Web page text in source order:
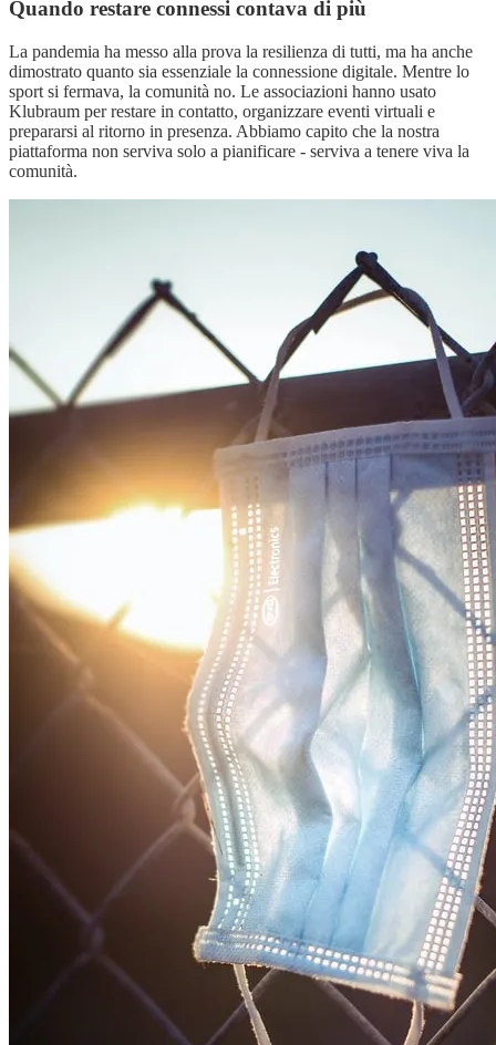
Quando restare connessi contava di più
La pandemia ha messo alla prova la resilienza di tutti, ma ha anche
dimostrato quanto sia essenziale la connessione digitale. Mentre lo
sport si fermava, la comunità no. Le associazioni hanno usato
Klubraum per restare in contatto, organizzare eventi virtuali e
prepararsi al ritorno in presenza. Abbiamo capito che la nostra
piattaforma non serviva solo a pianificare - serviva a tenere viva la
comunità.